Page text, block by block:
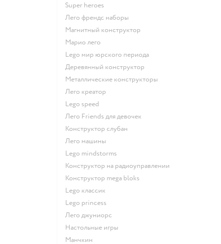
Super heroes
Лего френдс наборы
Магнитный конструктор
Марио лего
Lego мир юрского периода
Деревянный конструктор
Металлические конструкторы
Лего креатор
Lego speed
Лего Friends для девочек
Конструктор слубан
Лего машины
Lego mindstorms
Конструктор на радиоуправлении
Конструктор mega bloks
Lego классик
Lego princess
Лего джуниорс
Настольные игры
Манчкин